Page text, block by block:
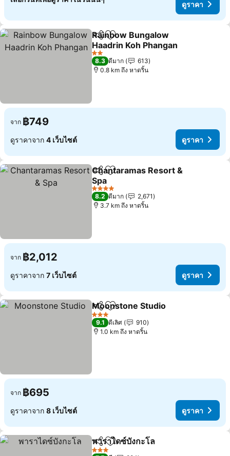
ดูราคา
แชร์ เพิ่มในรายการโปรด
Rainbow Bungalow
Haadrin Koh Phangan
2 ดาว
8.3 ดีมาก
613
0.8 km ถึง หาดริ้น
จาก ฿749
ดูราคาจาก 4 เว็บไซต์ ดูราคา
แชร์ เพิ่มในรายการโปรด
Chantaramas Resort &
Spa
4 ดาว
8.2 ดีมาก
2,671
3.7 km ถึง หาดริ้น
จาก ฿2,012
ดูราคาจาก 7 เว็บไซต์ ดูราคา
แชร์ เพิ่มในรายการโปรด
Moonstone Studio
3 ดาว
9.1 ดีเลิศ
910
1.0 km ถึง หาดริ้น
จาก ฿695
ดูราคาจาก 8 เว็บไซต์ ดูราคา
แชร์ เพิ่มในรายการโปรด
พาราไดซ์บังกะโล
3 ดาว